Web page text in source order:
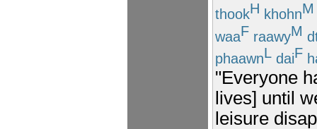
thookH khohnM
waaF raawyM
phaawnL daiF
"Everyone
lives] until
leisure